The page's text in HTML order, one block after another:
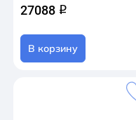
27088 q
В корзину